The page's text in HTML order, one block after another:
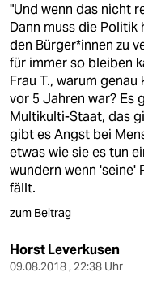
"Und wenn das nicht
Dann muss die Politik
den Bürger*innen zu
für immer so bleiben
Frau T., warum
vor 5 Jahren war? Es
Multikulti-Staat, das
gibt es Angst bei
etwas wie sie es tun
wundern wenn 'seine'
fällt.
zum Beitrag
Horst Leverkusen
09.08.2018 , 22:38 Uhr